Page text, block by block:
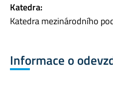
Katedra:
Katedra mezinárodního
Informace o